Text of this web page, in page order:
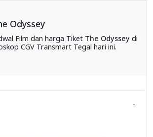
Odyssey
Film dan harga Tiket The Odysseydi
CGV Transmart Tegal hari ini.
-